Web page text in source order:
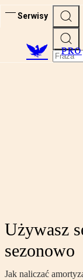
Serwisy
PRO
Używasz
sezonowo
Jak naliczać